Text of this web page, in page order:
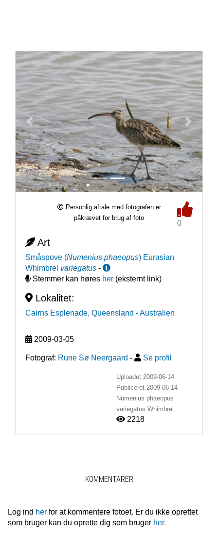
Personlig aftale med fotografen er
påkrævet for brug af foto
0
Art
Småspove (Numenius phaeopus) Eurasian
Whimbrel variegatus -
Stemmer kan høres her(eksternt link)
Lokalitet:
Cairns Esplenade, Queensland - Australien
2009-03-05
Fotograf: Rune Sø Neergaard - Se profil
Uploadet 2009-06-14
Publiceret 2009-06-14
Numenius phaeopus
variegatus Whimbrel
2218
KOMMENTARER
Log ind herfor at kommentere fotoet. Er du ikke oprettet
som bruger kan du oprette dig som bruger her.